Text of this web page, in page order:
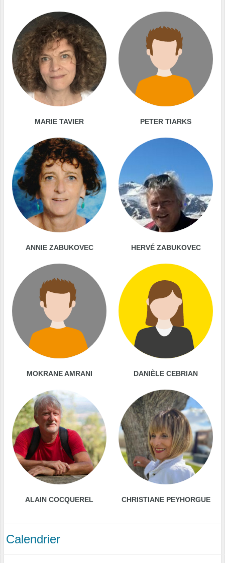
MARIE TAVIER PETER TIARKS
ANNIE ZABUKOVEC HERVÉ ZABUKOVEC
MOKRANE AMRANI DANIÈLE CEBRIAN
ALAIN COCQUEREL CHRISTIANE PEYHORGUE
Calendrier